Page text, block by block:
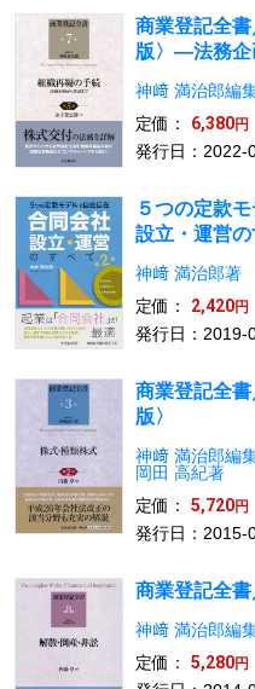
商業登記全
版〉―法務企
神﨑 満治郎編
定価：
6,380円
発行日：2022-
５つの定款
設立・運営の
神﨑 満治郎著
定価：
2,420円
発行日：2019-
商業登記全
版〉
神﨑 満治郎編
岡田 高紀著
定価：
5,720円
発行日：2015-
商業登記全
神﨑 満治郎編
定価：
5,280円